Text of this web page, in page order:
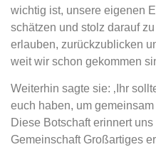
wichtig ist, unsere eigenen
schätzen und stolz darauf
erlauben, zurückzublicken
weit wir schon gekommen
Weiterhin sagte sie: ‚Ihr
euch haben, um
Diese Botschaft erinnert
Gemeinschaft Großartiges